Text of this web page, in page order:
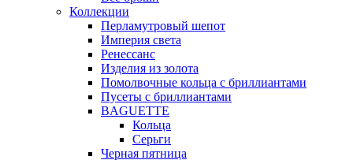
Коллекции
Перламутровый шепот
Империя света
Ренессанс
Изделия из золота
Помолвочные кольца с бриллиантами
Пусеты с бриллиантами
BAGUETTE
Кольца
Серьги
Черная пятница